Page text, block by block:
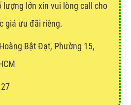
lượng lớn xin vui lòng call cho
giá ưu đãi riêng.
Bật Đạt, Phường 15,